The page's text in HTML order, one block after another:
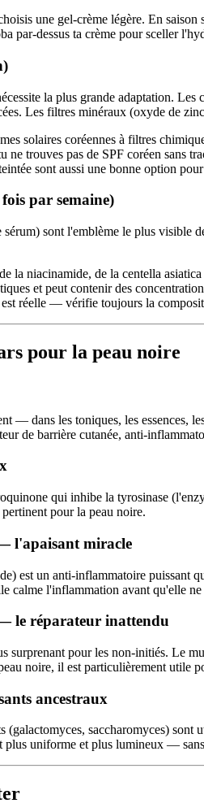
une gel-crème légère. En
par-dessus ta crème pour sceller
la plus grande adaptation.
Les filtres minéraux (oxyde de
solaires coréennes à filtres
ne trouves pas de SPF coréen
sont aussi une bonne option
par semaine)
sérum) sont l'emblème le plus
la niacinamide, de la centella
et peut contenir des
réelle — vérifie toujours la
pour la peau noire
— dans les toniques, les essences,
de barrière cutanée, anti-
qui inhibe la tyrosinase
pour la peau noire.
l'apaisant miracle
est un anti-inflammatoire
calme l'inflammation avant qu'elle ne
le réparateur inattendu
surprenant pour les non-initiés. Le
noire, il est particulièrement
ancestraux
saccharomyces)
plus uniforme et plus lumineux —